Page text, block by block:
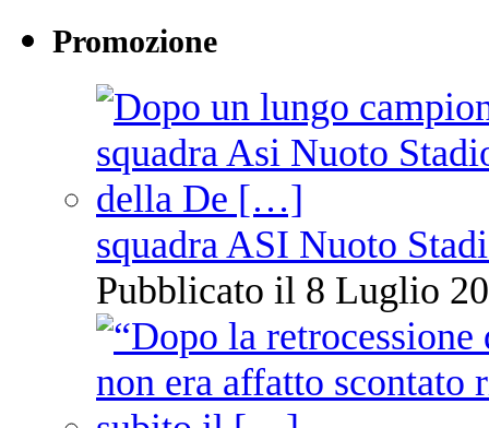
Promozione
squadra ASI Nuoto
Pubblicato il 8 Luglio